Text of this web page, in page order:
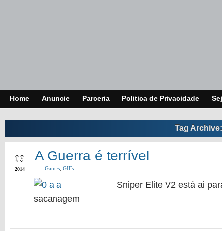
Home Anuncie Parceria Politica de Privacidade
Tag
09
2014
A Guerra é terrível
Games GIFs
Sniper Elite V2 está ai
sacanagem